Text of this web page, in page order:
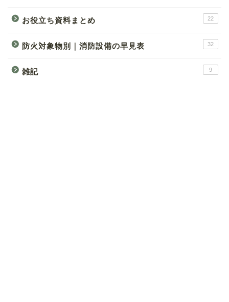
お役立ち資料まとめ 22
防火対象物別｜消防設備の早見表 32
雑記 9